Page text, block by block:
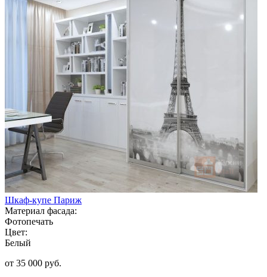
Шкаф-купе Париж
Материал фасада:
Фотопечать
Цвет:
Белый
от 35 000 руб.